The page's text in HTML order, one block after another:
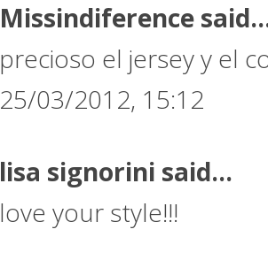
Missindiference
precioso el jersey y el
25/03/2012, 15:12
lisa signorini said...
love your style!!!